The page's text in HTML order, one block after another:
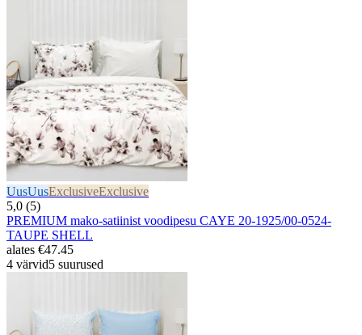
UusUusExclusiveExclusive
5,0 (5)
PREMIUM mako-satiinist voodipesu CAYE 20-1925/00-0524-
TAUPE SHELL
alates €47.45
4 värvid5 suurused